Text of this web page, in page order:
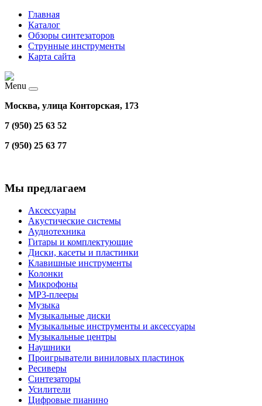
Главная
Каталог
Обзоры синтезаторов
Струнные инструменты
Карта сайта
Menu
Москва, улица Конторская, 173
7 (950) 25 63 52
7 (950) 25 63 77
Мы предлагаем
Аксессуары
Акустические системы
Аудиотехника
Гитары и комплектующие
Диски, касеты и пластинки
Клавишные инструменты
Колонки
Микрофоны
МР3-плееры
Музыка
Музыкальные диски
Музыкальные инструменты и аксессуары
Музыкальные центры
Наушники
Проигрыватели виниловых пластинок
Ресиверы
Синтезаторы
Усилители
Цифровые пианино